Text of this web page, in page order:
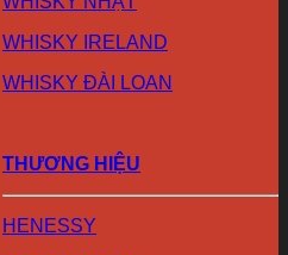
WHISKY IRELAND
WHISKY ĐÀI LOAN
THƯƠNG HIỆU
HENESSY